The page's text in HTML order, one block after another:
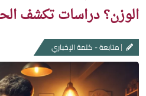
الوزن؟ دراسات تكشف
متابعة - كلمة الإخباري